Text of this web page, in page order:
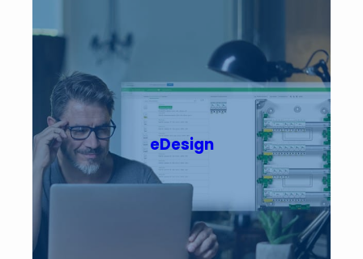
eDesign